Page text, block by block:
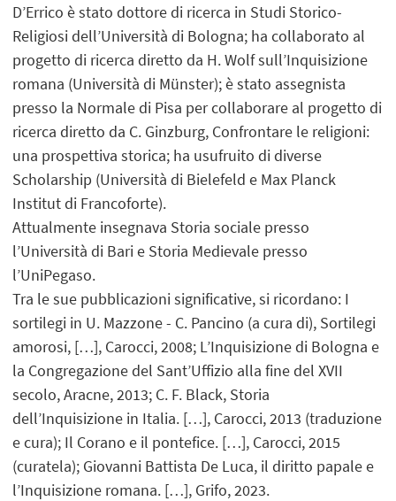
D’Errico è stato dottore di ricerca in Studi Storico-
Religiosi dell’Università di Bologna; ha collaborato al
progetto di ricerca diretto da H. Wolf sull’Inquisizione
romana (Università di Münster); è stato assegnista
presso la Normale di Pisa per collaborare al progetto di
ricerca diretto da C. Ginzburg, Confrontare le religioni:
una prospettiva storica; ha usufruito di diverse
Scholarship (Università di Bielefeld e Max Planck
Institut di Francoforte).
Attualmente insegnava Storia sociale presso
l’Università di Bari e Storia Medievale presso
l’UniPegaso.
Tra le sue pubblicazioni significative, si ricordano: I
sortilegi in U. Mazzone - C. Pancino (a cura di), Sortilegi
amorosi, […], Carocci, 2008; L’Inquisizione di Bologna e
la Congregazione del Sant’Uffizio alla fine del XVII
secolo, Aracne, 2013; C. F. Black, Storia
dell’Inquisizione in Italia. […], Carocci, 2013 (traduzione
e cura); Il Corano e il pontefice. […], Carocci, 2015
(curatela); Giovanni Battista De Luca, il diritto papale e
l’Inquisizione romana. […], Grifo, 2023.